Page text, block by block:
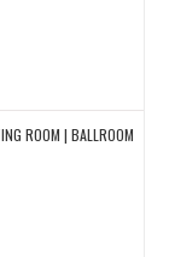
ROOM | BALLROOM